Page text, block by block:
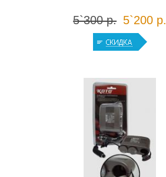
5`300 р. 5`200 р.